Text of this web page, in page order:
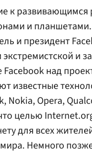
к развивающимся
и
и президент
экстремистской и
Facebook над
известные
Nokia, Opera,
целью
для всех
Немного